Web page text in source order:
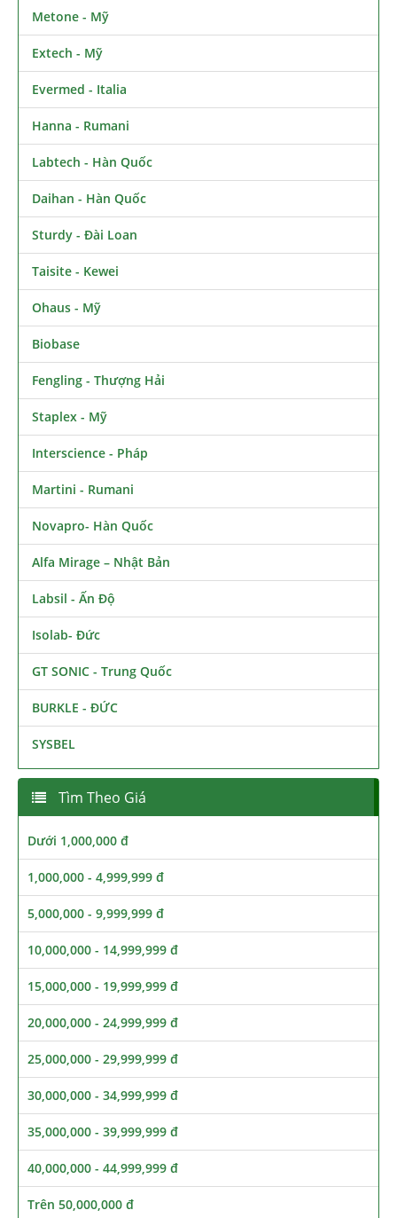
Metone - Mỹ
Extech - Mỹ
Evermed - Italia
Hanna - Rumani
Labtech - Hàn Quốc
Daihan - Hàn Quốc
Sturdy - Đài Loan
Taisite - Kewei
Ohaus - Mỹ
Biobase
Fengling - Thượng Hải
Staplex - Mỹ
Interscience - Pháp
Martini - Rumani
Novapro- Hàn Quốc
Alfa Mirage – Nhật Bản
Labsil - Ấn Độ
Isolab- Đức
GT SONIC - Trung Quốc
BURKLE - ĐỨC
SYSBEL
Tìm Theo Giá
Dưới 1,000,000 đ
1,000,000 - 4,999,999 đ
5,000,000 - 9,999,999 đ
10,000,000 - 14,999,999 đ
15,000,000 - 19,999,999 đ
20,000,000 - 24,999,999 đ
25,000,000 - 29,999,999 đ
30,000,000 - 34,999,999 đ
35,000,000 - 39,999,999 đ
40,000,000 - 44,999,999 đ
Trên 50,000,000 đ